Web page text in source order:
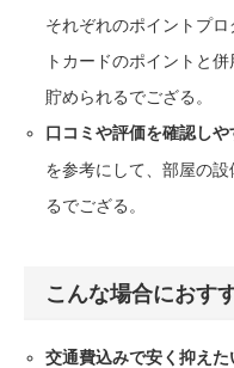
それぞれのポイントプ
トカードのポイントと
貯められるでござる。
口コミや評価を確認しや
を参考にして、部屋の
るでござる。
こんな場合におす
交通費込みで安く抑えた